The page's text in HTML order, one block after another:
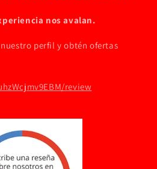
nos avalan.
perfil y obtén ofertas
review